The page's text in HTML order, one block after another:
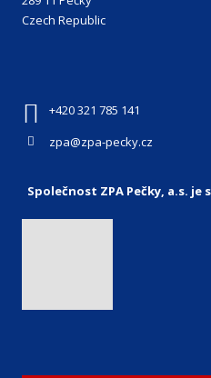
Czech Republic
+420 321 785 141
zpa@zpa-pecky.cz
Společnost ZPA Pečky, a.s. je